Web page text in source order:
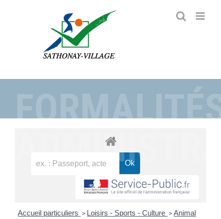
Accueil particuliers > Loisirs - Sports - Culture > Animal